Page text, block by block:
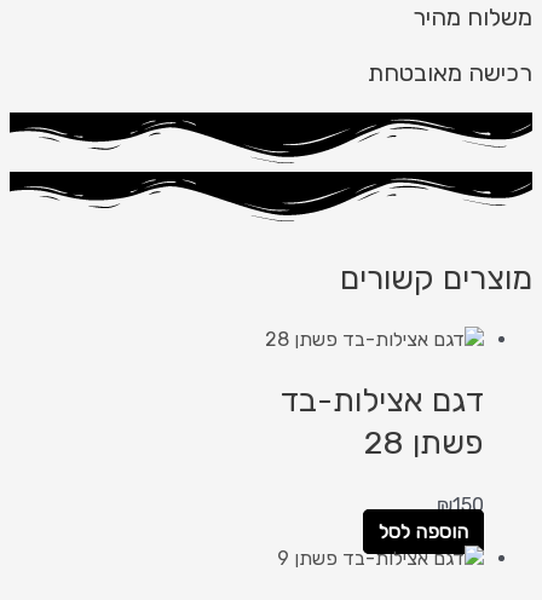
משלוח מהיר
רכישה מאובטחת
מוצרים קשורים
דגם אצילות-בד
פשתן 28
₪150
הוספה לסל